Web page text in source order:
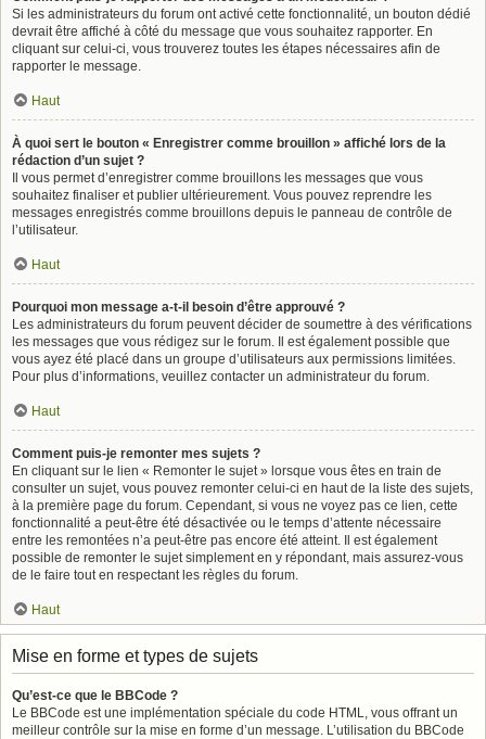
Si les administrateurs du forum ont activé cette fonctionnalité, un bouton dédié
devrait être affiché à côté du message que vous souhaitez rapporter. En
cliquant sur celui-ci, vous trouverez toutes les étapes nécessaires afin de
rapporter le message.
Haut
À quoi sert le bouton « Enregistrer comme brouillon » affiché lors de la
rédaction d’un sujet ?
Il vous permet d’enregistrer comme brouillons les messages que vous
souhaitez finaliser et publier ultérieurement. Vous pouvez reprendre les
messages enregistrés comme brouillons depuis le panneau de contrôle de
l’utilisateur.
Haut
Pourquoi mon message a-t-il besoin d’être approuvé ?
Les administrateurs du forum peuvent décider de soumettre à des vérifications
les messages que vous rédigez sur le forum. Il est également possible que
vous ayez été placé dans un groupe d’utilisateurs aux permissions limitées.
Pour plus d’informations, veuillez contacter un administrateur du forum.
Haut
Comment puis-je remonter mes sujets ?
En cliquant sur le lien « Remonter le sujet » lorsque vous êtes en train de
consulter un sujet, vous pouvez remonter celui-ci en haut de la liste des sujets,
à la première page du forum. Cependant, si vous ne voyez pas ce lien, cette
fonctionnalité a peut-être été désactivée ou le temps d’attente nécessaire
entre les remontées n’a peut-être pas encore été atteint. Il est également
possible de remonter le sujet simplement en y répondant, mais assurez-vous
de le faire tout en respectant les règles du forum.
Haut
Mise en forme et types de sujets
Qu’est-ce que le BBCode ?
Le BBCode est une implémentation spéciale du code HTML, vous offrant un
meilleur contrôle sur la mise en forme d’un message. L’utilisation du BBCode